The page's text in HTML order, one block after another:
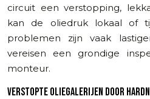
circuit een verstopping,
kan de oliedruk lokaal of
problemen zijn vaak
vereisen een grondige
monteur.
VERSTOPTE OLIEGALERIJEN DOOR